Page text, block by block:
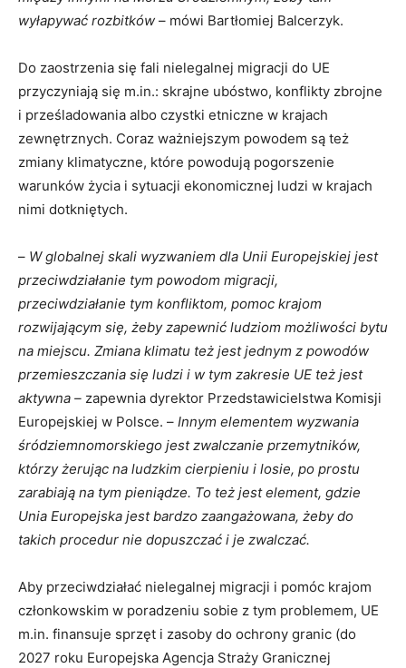
wyłapywać rozbitków – mówi Bartłomiej Balcerzyk.
Do zaostrzenia się fali nielegalnej migracji do UE
przyczyniają się m.in.: skrajne ubóstwo, konflikty zbrojne
i prześladowania albo czystki etniczne w krajach
zewnętrznych. Coraz ważniejszym powodem są też
zmiany klimatyczne, które powodują pogorszenie
warunków życia i sytuacji ekonomicznej ludzi w krajach
nimi dotkniętych.
– W globalnej skali wyzwaniem dla Unii Europejskiej jest
przeciwdziałanie tym powodom migracji,
przeciwdziałanie tym konfliktom, pomoc krajom
rozwijającym się, żeby zapewnić ludziom możliwości bytu
na miejscu. Zmiana klimatu też jest jednym z powodów
przemieszczania się ludzi i w tym zakresie UE też jest
aktywna – zapewnia dyrektor Przedstawicielstwa Komisji
Europejskiej w Polsce. – Innym elementem wyzwania
śródziemnomorskiego jest zwalczanie przemytników,
którzy żerując na ludzkim cierpieniu i losie, po prostu
zarabiają na tym pieniądze. To też jest element, gdzie
Unia Europejska jest bardzo zaangażowana, żeby do
takich procedur nie dopuszczać i je zwalczać.
Aby przeciwdziałać nielegalnej migracji i pomóc krajom
członkowskim w poradzeniu sobie z tym problemem, UE
m.in. finansuje sprzęt i zasoby do ochrony granic (do
2027 roku Europejska Agencja Straży Granicznej